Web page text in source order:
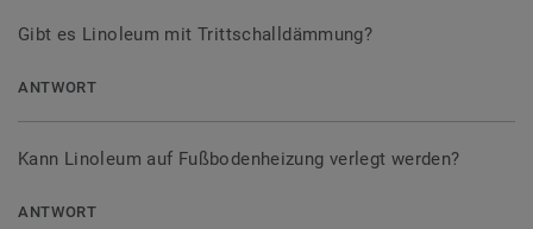
Gibt es Linoleum mit Trittschalldämmung?
ANTWORT
Kann Linoleum auf Fußbodenheizung verlegt werden?
ANTWORT